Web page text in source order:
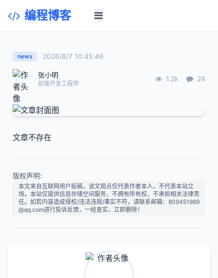
编程博客
news 2026/8/7 10:45:46
张小明
前端开发工程师
1.2k 24
文章不存在
版权声明:
本文来自互联网用户投稿，该文观点仅代表作者本人，不代表本站立
场。本站仅提供信息存储空间服务，不拥有所有权，不承担相关法律责
任。如若内容造成侵权/违法违规/事实不符，请联系邮箱：809451989
@qq.com进行投诉反馈，一经查实，立即删除！